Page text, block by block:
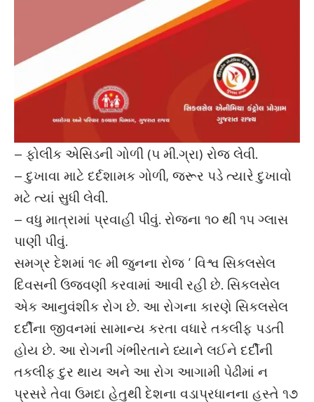
– ફોલીક એસિડની ગોળી (૫ મી.ગ્રા) રોજ લેવી.
– દુખાવા માટે દર્દશામક ગોળી, જરૂર પડે ત્યારે દુખાવો
મટે ત્યાં સુધી લેવી.
– વધુ માત્રામાં પ્રવાહી પીવું. રોજના ૧૦ થી ૧૫ ગ્લાસ
પાણી પીવું.
સમગ્ર દેશમાં ૧૯ મી જુનના રોજ ‘ વિશ્વ સિકલસેલ
દિવસની ઉજવણી કરવામાં આવી રહી છે. સિકલસેલ
એક આનુવંશીક રોગ છે. આ રોગના કારણે સિકલસેલ
દર્દીના જીવનમાં સામાન્ય કરતા વધારે તકલીફ પડતી
હોય છે. આ રોગની ગંભીરતાને ધ્યાને લઈને દર્દીની
તકલીફ દુર થાય અને આ રોગ આગામી પેઢીમાં ન
પ્રસરે તેવા ઉમદા હેતુથી દેશના વડાપ્રધાનના હસ્તે ૧૭